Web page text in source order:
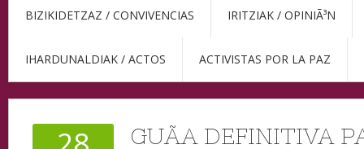
BIZIKIDETZAZ / CONVIVENCIAS IRITZIAK / OPINIÃ³N
IHARDUNALDIAK / ACTOS ACTIVISTAS POR LA PAZ
GUÃ­A DEFINITIVA